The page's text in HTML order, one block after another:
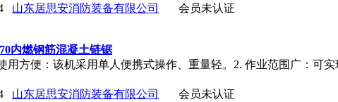
山东居思安消防装备有限公司 会员未认证
内燃钢筋混凝土链锯
用方便：该机采用单人便携式操作、重量轻。2. 作业范围广：可
山东居思安消防装备有限公司 会员未认证